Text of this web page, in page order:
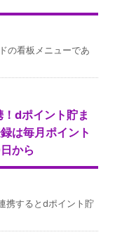
の看板メニューであ
dポイント貯ま
は毎月ポイント
から
携するとdポイント貯